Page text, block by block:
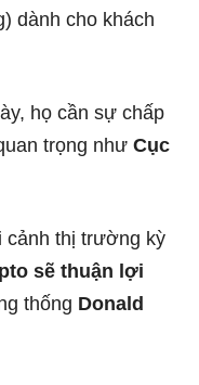
dành cho khách
họ cần sự chấp
trọng như Cục
cảnh thị trường kỳ
sẽ thuận lợi
thống Donald